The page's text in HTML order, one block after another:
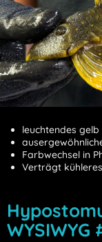
leuchtendes gelb
Farbwechsel in
Verträgt
WYSIWYG